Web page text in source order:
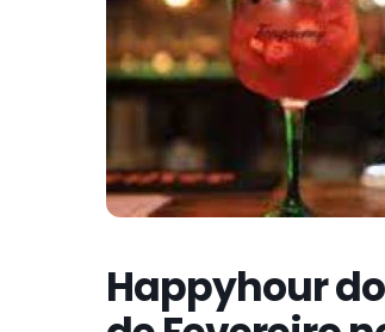
Happyhour